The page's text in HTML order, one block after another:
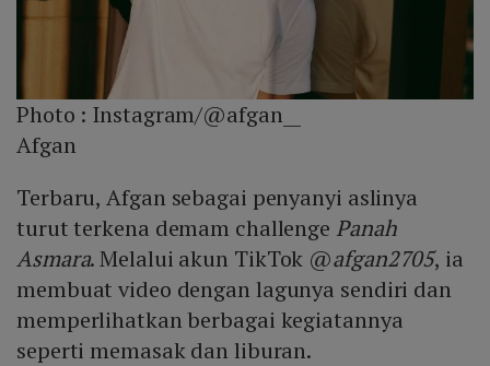
Photo : Instagram/@afgan__
Afgan
Terbaru, Afgan sebagai penyanyi aslinya
turut terkena demam challenge Panah
Asmara. Melalui akun TikTok @afgan2705, ia
membuat video dengan lagunya sendiri dan
memperlihatkan berbagai kegiatannya
seperti memasak dan liburan.